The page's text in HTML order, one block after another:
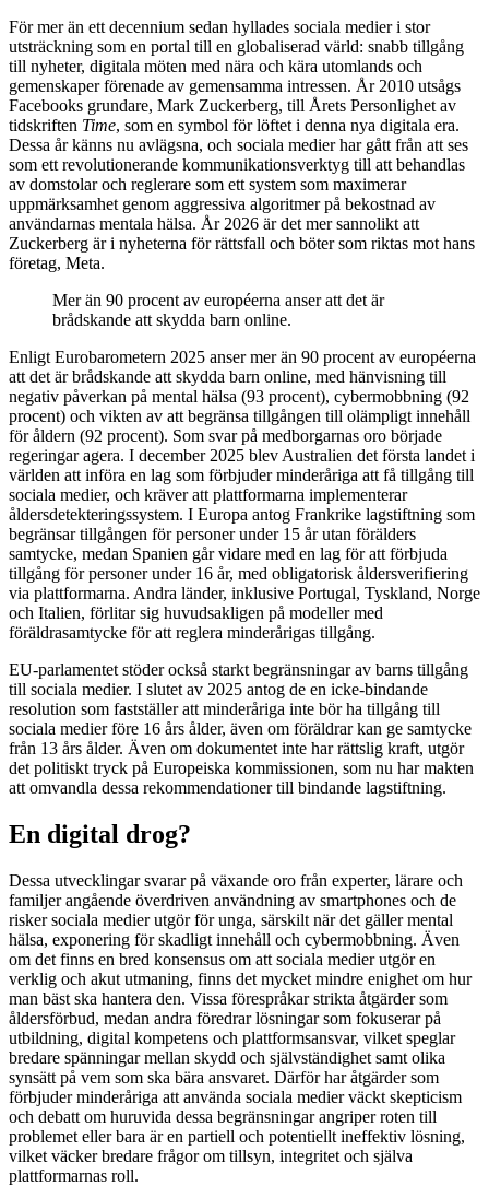
För mer än ett decennium sedan hyllades sociala medier i stor
utsträckning som en portal till en globaliserad värld: snabb tillgång
till nyheter, digitala möten med nära och kära utomlands och
gemenskaper förenade av gemensamma intressen. År 2010 utsågs
Facebooks grundare, Mark Zuckerberg, till Årets Personlighet av
tidskriften Time, som en symbol för löftet i denna nya digitala era.
Dessa år känns nu avlägsna, och sociala medier har gått från att ses
som ett revolutionerande kommunikationsverktyg till att behandlas
av domstolar och reglerare som ett system som maximerar
uppmärksamhet genom aggressiva algoritmer på bekostnad av
användarnas mentala hälsa. År 2026 är det mer sannolikt att
Zuckerberg är i nyheterna för rättsfall och böter som riktas mot hans
företag, Meta.
Mer än 90 procent av européerna anser att det är
brådskande att skydda barn online.
Enligt Eurobarometern 2025 anser mer än 90 procent av européerna
att det är brådskande att skydda barn online, med hänvisning till
negativ påverkan på mental hälsa (93 procent), cybermobbning (92
procent) och vikten av att begränsa tillgången till olämpligt innehåll
för åldern (92 procent). Som svar på medborgarnas oro började
regeringar agera. I december 2025 blev Australien det första landet i
världen att införa en lag som förbjuder minderåriga att få tillgång till
sociala medier, och kräver att plattformarna implementerar
åldersdetekteringssystem. I Europa antog Frankrike lagstiftning som
begränsar tillgången för personer under 15 år utan förälders
samtycke, medan Spanien går vidare med en lag för att förbjuda
tillgång för personer under 16 år, med obligatorisk åldersverifiering
via plattformarna. Andra länder, inklusive Portugal, Tyskland, Norge
och Italien, förlitar sig huvudsakligen på modeller med
föräldrasamtycke för att reglera minderårigas tillgång.
EU-parlamentet stöder också starkt begränsningar av barns tillgång
till sociala medier. I slutet av 2025 antog de en icke-bindande
resolution som fastställer att minderåriga inte bör ha tillgång till
sociala medier före 16 års ålder, även om föräldrar kan ge samtycke
från 13 års ålder. Även om dokumentet inte har rättslig kraft, utgör
det politiskt tryck på Europeiska kommissionen, som nu har makten
att omvandla dessa rekommendationer till bindande lagstiftning.
En digital drog?
Dessa utvecklingar svarar på växande oro från experter, lärare och
familjer angående överdriven användning av smartphones och de
risker sociala medier utgör för unga, särskilt när det gäller mental
hälsa, exponering för skadligt innehåll och cybermobbning. Även
om det finns en bred konsensus om att sociala medier utgör en
verklig och akut utmaning, finns det mycket mindre enighet om hur
man bäst ska hantera den. Vissa förespråkar strikta åtgärder som
åldersförbud, medan andra föredrar lösningar som fokuserar på
utbildning, digital kompetens och plattformsansvar, vilket speglar
bredare spänningar mellan skydd och självständighet samt olika
synsätt på vem som ska bära ansvaret. Därför har åtgärder som
förbjuder minderåriga att använda sociala medier väckt skepticism
och debatt om huruvida dessa begränsningar angriper roten till
problemet eller bara är en partiell och potentiellt ineffektiv lösning,
vilket väcker bredare frågor om tillsyn, integritet och själva
plattformarnas roll.